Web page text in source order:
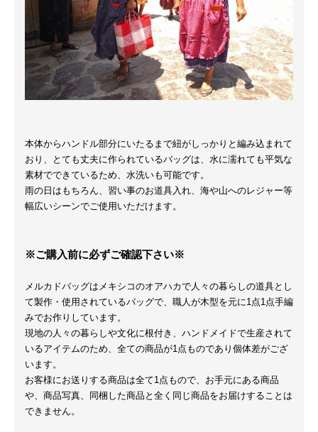
本体からハンドル部分にいたるまで紐がしっかりと編み込まれて
おり、とても丈夫に作られているバッグは、水に濡れても平気な
素材でできているため、水洗いも可能です。
雨の日はもちろん、習い事のお道具入れ、海や山へのレジャー等
幅広いシーンでご使用いただけます。
※ご購入前に必ずご確認下さい※
メルカドバッグはメキシコのオアハカで人々の暮らしの道具とし
て製作・使用されているバッグで、職人が木型を元に1点1点手編
みでお作りしています。
現地の人々の暮らしや文化に根付き、ハンドメイドで生産されて
いるアイテムのため、全ての商品が1点ものであり個体差がござ
います。
お客様にお送りする商品は全て1点もので、お手元にある商品
や、商品写真、同梱した商品と全く同じ商品をお届けすることは
できません。